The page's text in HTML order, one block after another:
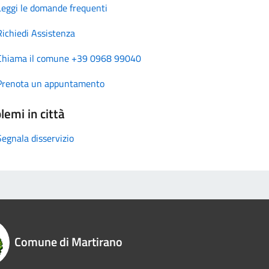
le domande frequenti
Assistenza
il comune +39 0968 99040
un appuntamento
in città
disservizio
Comune di Martirano